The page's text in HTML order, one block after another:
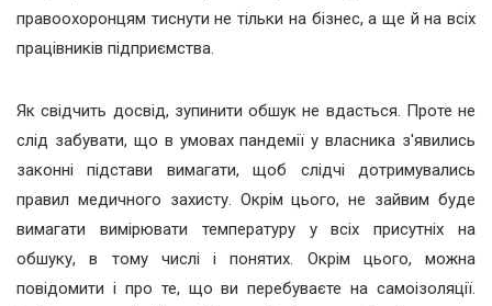
правоохоронцям тиснути не тільки на бізнес, а ще й на всіх
працівників підприємства.
Як свідчить досвід, зупинити обшук не вдасться. Проте не
слід забувати, що в умовах пандемії у власника з'явились
законні підстави вимагати, щоб слідчі дотримувались
правил медичного захисту. Окрім цього, не зайвим буде
вимагати вимірювати температуру у всіх присутніх на
обшуку, в тому числі і понятих. Окрім цього, можна
повідомити і про те, що ви перебуваєте на самоізоляції.